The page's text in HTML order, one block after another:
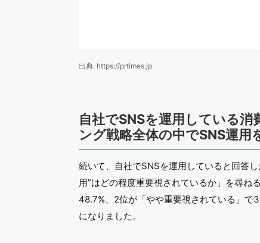
出典: https://prtimes.jp
自社でSNSを運用している
ング戦略全体の中でSNS運用
続いて、自社でSNSを運用していると回答
用”はどの程度重要視されているか」を尋ね
48.7%、2位が「やや重要視されている」で
になりました。